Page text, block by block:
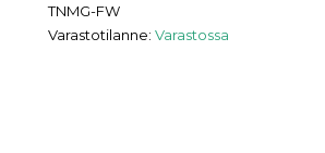
TNMG-FW
Varastotilanne: Varastossa